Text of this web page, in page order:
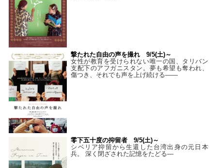
撃たれた自由の声を撮れ 9/5(土)～
女性が教育を受けられない唯一の国、タリバン
支配下のアフガニスタン。夢も希望も奪われ、
傷つき、それでも声を上げ続ける——
零下五十度の抑留者 9/5(土)～
シベリア抑留から生還した台湾出身の元日本
兵。 深く閉ざされた記憶をたどる—